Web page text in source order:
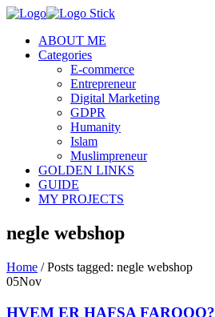
ABOUT ME
Categories
E-commerce
Entrepreneur
Digital Marketing
GDPR
Humanity
Islam
Muslimpreneur
GOLDEN LINKS
GUIDE
MY PROJECTS
negle webshop
Home /Posts tagged: negle webshop
05Nov
HVEM ER HAFSA FAROOQ?